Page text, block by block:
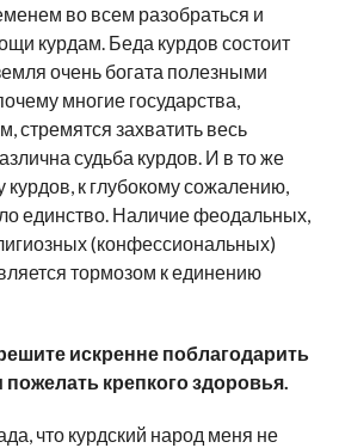
во всем разобраться и
курдам. Беда курдов состоит
очень богата полезными
многие государства,
стремятся захватить весь
судьба курдов. И в то же
курдов, к глубокому сожалению,
единство. Наличие феодальных,
(конфессиональных)
тормозом к единению
искренне поблагодарить
крепкого здоровья.
что курдский народ меня не